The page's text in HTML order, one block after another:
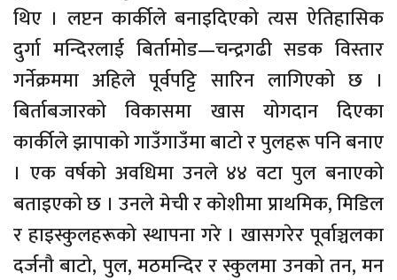
थिए । लप्टन कार्कीले बनाइदिएको त्यस ऐतिहासिक
दुर्गा मन्दिरलाई बिर्तामोड—चन्द्रगढी सडक विस्तार
गर्नेक्रममा अहिले पूर्वपट्टि सारिन लागिएको छ ।
बिर्ताबजारको विकासमा खास योगदान दिएका
कार्कीले झापाको गाउँगाउँमा बाटो र पुलहरू पनि बनाए
। एक वर्षको अवधिमा उनले ४४ वटा पुल बनाएको
बताइएको छ । उनले मेची र कोशीमा प्राथमिक, मिडिल
र हाइस्कुलहरूको स्थापना गरे । खासगरेर पूर्वाञ्चलका
दर्जनौ बाटो, पुल, मठमन्दिर र स्कुलमा उनको तन, मन